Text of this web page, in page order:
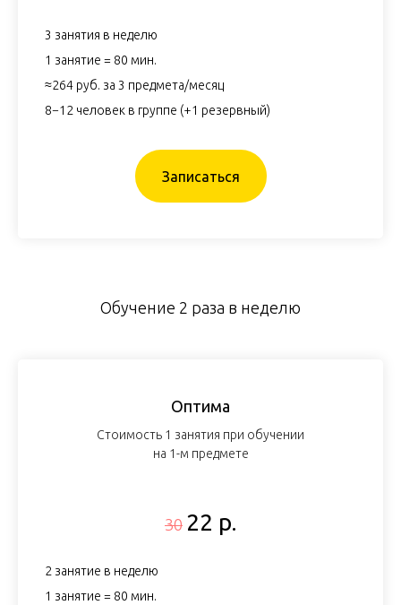
3 занятия в неделю
1 занятие = 80 мин.
≈264 руб. за 3 предмета/месяц
8−12 человек в группе (+1 резервный)
Записаться
Обучение 2 раза в неделю
Оптима
Стоимость 1 занятия при обучении
на 1-м предмете
30 22 р.
2 занятие в неделю
1 занятие = 80 мин.